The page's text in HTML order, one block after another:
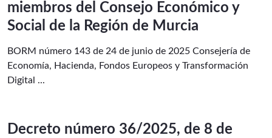
miembros del Consejo Económico y
Social de la Región de Murcia
BORM número 143 de 24 de junio de 2025 Consejería de
Economía, Hacienda, Fondos Europeos y Transformación
Digital ...
Decreto número 36/2025, de 8 de